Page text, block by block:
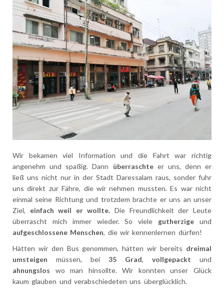
Wir bekamen viel Information und die Fahrt war richtig
angenehm und spaßig. Dann überraschteer uns, denn er
ließ uns nicht nur in der Stadt Daressalam raus, sonder fuhr
uns direkt zur Fähre, die wir nehmen mussten. Es war nicht
einmal seine Richtung und trotzdem brachte er uns an unser
Ziel, einfach weil er wollte. Die Freundlichkeit der Leute
überrascht mich immer wieder. So viele gutherzige und
aufgeschlossene Menschen, die wir kennenlernen dürfen!
Hätten wir den Bus genommen, hätten wir bereits dreimal
umsteigen müssen, bei 35 Grad, vollgepackt und
ahnungslos wo man hinsollte. Wir konnten unser Glück
kaum glauben und verabschiedeten uns überglücklich.